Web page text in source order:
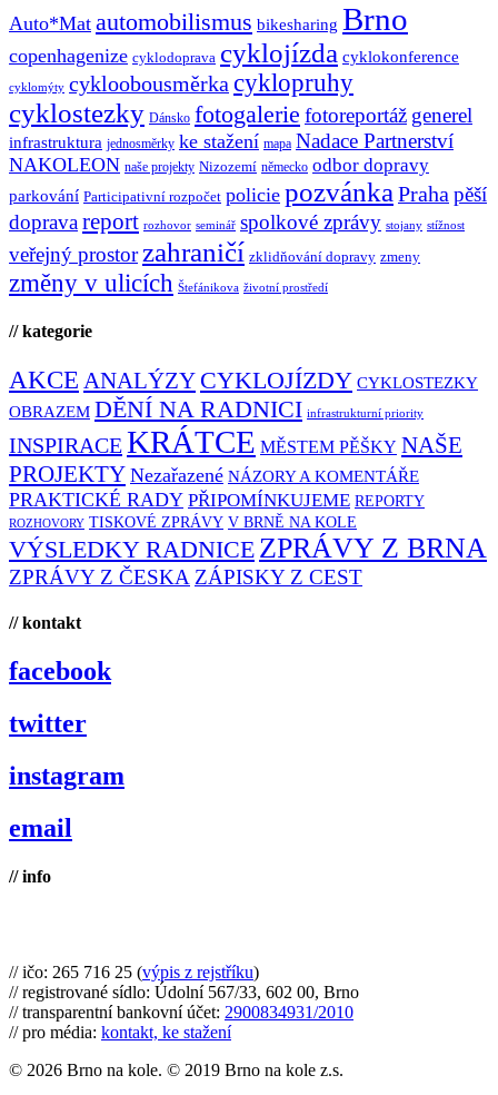
Auto*Mat automobilismus bikesharing Brno
copenhagenize cyklodoprava cyklojízda cyklokonference
cyklomýty cykloobousměrka cyklopruhy
cyklostezky Dánsko fotogalerie fotoreportáž generel
infrastruktura jednosměrky ke stažení mapa Nadace Partnerství
NAKOLEON naše projekty Nizozemí německo odbor dopravy
parkování Participativní rozpočet policie pozvánka Praha pěší
dopravareport rozhovor seminář spolkové zprávy stojany stížnost
veřejný prostor zahraničí zklidňování dopravy zmeny
změny v ulicích Štefánikova životní prostředí
// kategorie
AKCE ANALÝZY CYKLOJÍZDY CYKLOSTEZKY
OBRAZEM DĚNÍ NA RADNICI infrastrukturní priority
INSPIRACEKRÁTCE MĚSTEM PĚŠKY NAŠE
PROJEKTY Nezařazené NÁZORY A KOMENTÁŘE
PRAKTICKÉ RADY PŘIPOMÍNKUJEME REPORTY
ROZHOVORY TISKOVÉ ZPRÁVY V BRNĚ NA KOLE
VÝSLEDKY RADNICE ZPRÁVY Z BRNA
ZPRÁVY Z ČESKA ZÁPISKY Z CEST
// kontakt
facebook
twitter
instagram
email
// info
// ičo: 265 716 25 (výpis z rejstříku)
// registrované sídlo: Údolní 567/33, 602 00, Brno
// transparentní bankovní účet: 2900834931/2010
// pro média: kontakt, ke stažení
© 2026 Brno na kole. © 2019 Brno na kole z.s.